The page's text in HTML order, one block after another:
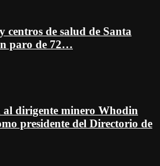
centros de salud de Santa
paro de 72…
al dirigente minero Whodin
presidente del Directorio de